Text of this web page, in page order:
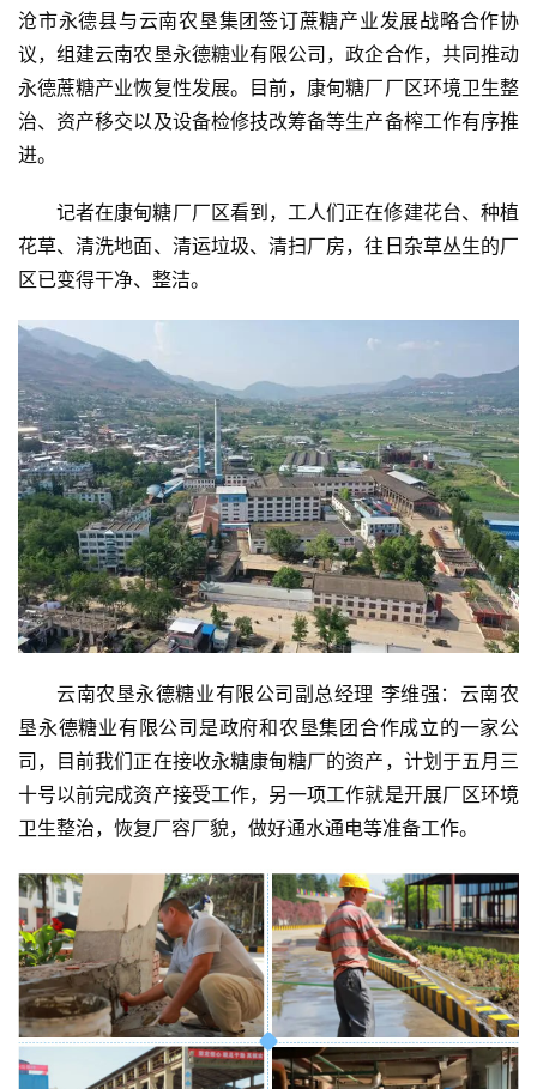
首
页
沧市永德县与云南农垦集团签订蔗糖产业发展战略合作协
议，组建云南农垦永德糖业有限公司，政企合作，共同推动
永德蔗糖产业恢复性发展。目前，康甸糖厂厂区环境卫生整
治、资产移交以及设备检修技改筹备等生产备榨工作有序推
进。
记者在康甸糖厂厂区看到，工人们正在修建花台、种植
花草、清洗地面、清运垃圾、清扫厂房，往日杂草丛生的厂
区已变得干净、整洁。
云南农垦永德糖业有限公司副总经理 李维强：云南农
垦永德糖业有限公司是政府和农垦集团合作成立的一家公
司，目前我们正在接收永糖康甸糖厂的资产，计划于五月三
十号以前完成资产接受工作，另一项工作就是开展厂区环境
卫生整治，恢复厂容厂貌，做好通水通电等准备工作。